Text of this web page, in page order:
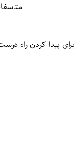
برای پیدا کردن راه